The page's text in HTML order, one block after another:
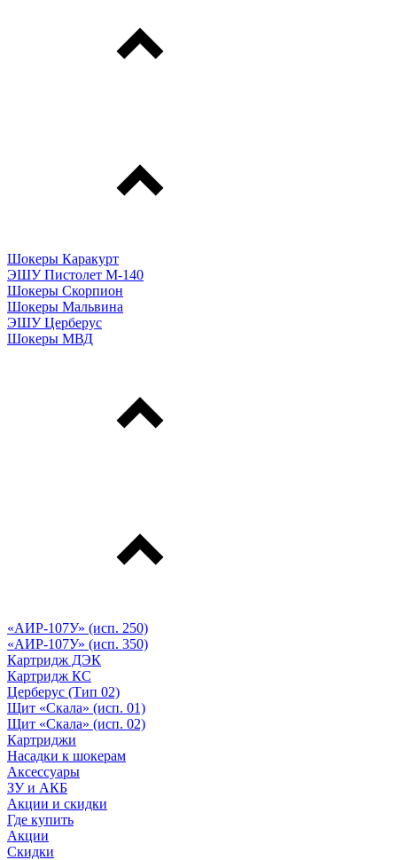
Шокеры Каракурт
ЭШУ Пистолет М-140
Шокеры Скорпион
Шокеры Мальвина
ЭШУ Церберус
Шокеры МВД
«АИР-107У» (исп. 250)
«АИР-107У» (исп. 350)
Картридж ДЭК
Картридж КС
Церберус (Тип 02)
Щит «Скала» (исп. 01)
Щит «Скала» (исп. 02)
Картриджи
Насадки к шокерам
Аксессуары
ЗУ и АКБ
Акции и скидки
Где купить
Акции
Скидки